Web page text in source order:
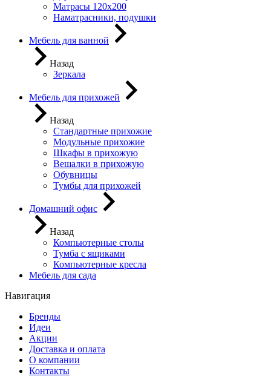
Матрасы 120х200
Наматрасники, подушки
Мебель для ванной
Назад
Зеркала
Мебель для прихожей
Назад
Стандартные прихожие
Модульные прихожие
Шкафы в прихожую
Вешалки в прихожую
Обувницы
Тумбы для прихожей
Домашний офис
Назад
Компьютерные столы
Тумба с ящиками
Компьютерные кресла
Мебель для сада
Навигация
Бренды
Идеи
Акции
Доставка и оплата
О компании
Контакты